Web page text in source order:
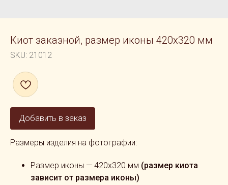
Киот заказной, размер иконы 420x320 мм
SKU: 21012
Добавить в заказ
Размеры изделия на фотографии:
Размер иконы — 420x320 мм (размер киота
зависит от размера иконы)